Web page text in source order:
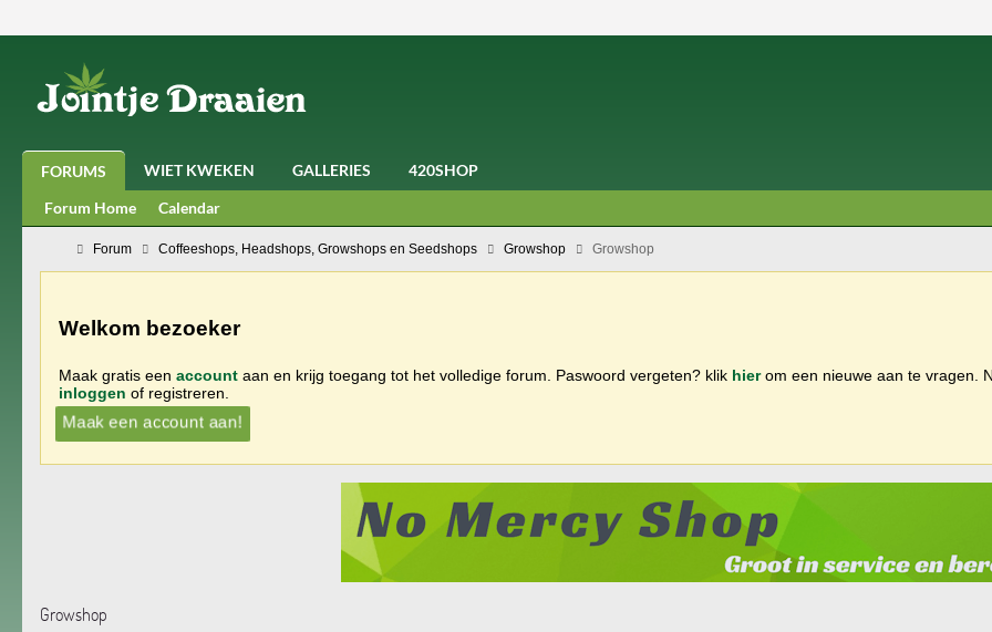
FORUMS WIET KWEKEN GALLERIES
420SHOP
Forum Home
Calendar
Forum Coffeeshops, Headshops, Growshops en Seedshops Growshop Growshop
Welkom bezoeker
Maak gratis een account aan en krijg toegang tot het volledige forum. Paswoord vergeten? klik hierom een nieuwe aan te vragen.
inloggen of registreren.
Maak een account aan!
Growshop